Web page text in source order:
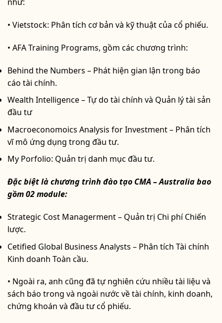
• Vietstock: Phân tích cơ bản và kỹ thuật của cổ phiếu.
• AFA Training Programs, gồm các chương trình:
Behind the Numbers – Phát hiện gian lận trong báo
cáo tài chính.
Wealth Intelligence – Tự do tài chính và Quản lý tài sản
đầu tư
Macroeconomoics Analysis for Investment – Phân tích
vĩ mô ứng dụng trong đầu tư.
My Porfolio: Quản trị danh mục đầu tư.
Đặc biệt là chương trình đào tạo CMA – Australia bao
gồm 02 module:
Strategic Cost Managerment – Quản trị Chi phí Chiến
lược.
Cetified Global Business Analysts – Phân tích Tài chính
Kinh doanh Toàn cầu.
• Ngoài ra, anh cũng đã tự nghiên cứu nhiều tài liệu và
sách báo trong và ngoài nước về tài chính, kinh doanh,
chứng khoán và đầu tư cổ phiếu.